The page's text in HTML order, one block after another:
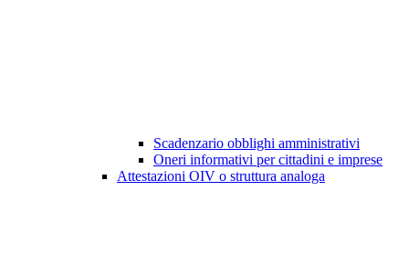
Scadenzario obblighi amministrativi
Oneri informativi per cittadini e imprese
Attestazioni OIV o struttura analoga